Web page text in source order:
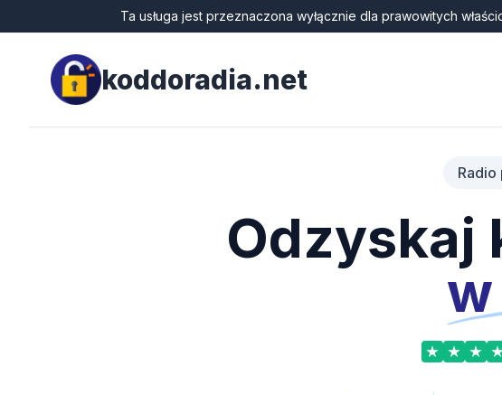
Ta usługa jest przeznaczona wyłącznie dla prawowitych
koddoradia.net
Odzyskaj